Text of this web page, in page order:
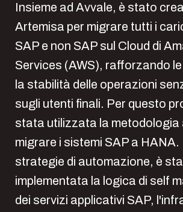
Insieme ad Avvale, è stato
Artemisa per migrare tutti i
SAP e non SAP sul Cloud di
Services (AWS), rafforzando
la stabilità delle operazioni
sugli utenti finali. Per questo
stata utilizzata la metodologia
migrare i sistemi SAP a HANA.
strategie di automazione, è
implementata la logica di self
dei servizi applicativi SAP,